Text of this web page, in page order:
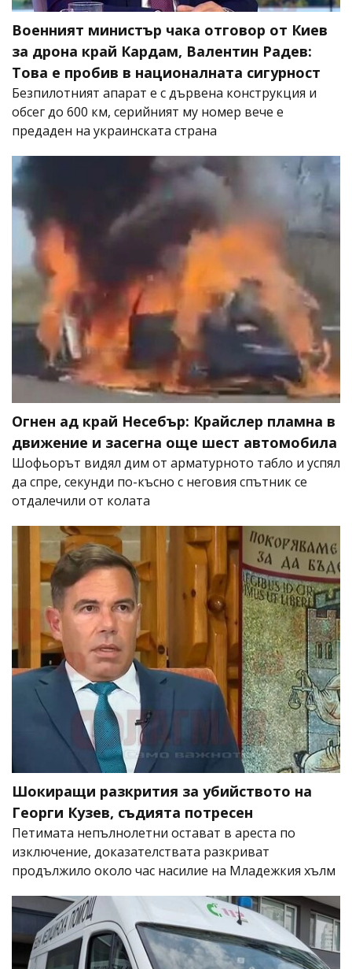
Военният министър чака отговор от Киев
за дрона край Кардам, Валентин Радев:
Това е пробив в националната сигурност
Безпилотният апарат е с дървена конструкция и
обсег до 600 км, серийният му номер вече е
предаден на украинската страна
Огнен ад край Несебър: Крайслер пламна в
движение и засегна още шест автомобила
Шофьорът видял дим от арматурното табло и успял
да спре, секунди по-късно с неговия спътник се
отдалечили от колата
Шокиращи разкрития за убийството на
Георги Кузев, съдията потресен
Петимата непълнолетни остават в ареста по
изключение, доказателствата разкриват
продължило около час насилие на Младежкия хълм